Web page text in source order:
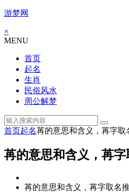
游梦网
×
MENU
首页
起名
生肖
民俗风水
周公解梦
首页起名苒的意思和含义，苒字取
苒的意思和含义，苒
苒的意思和含义，苒字取名